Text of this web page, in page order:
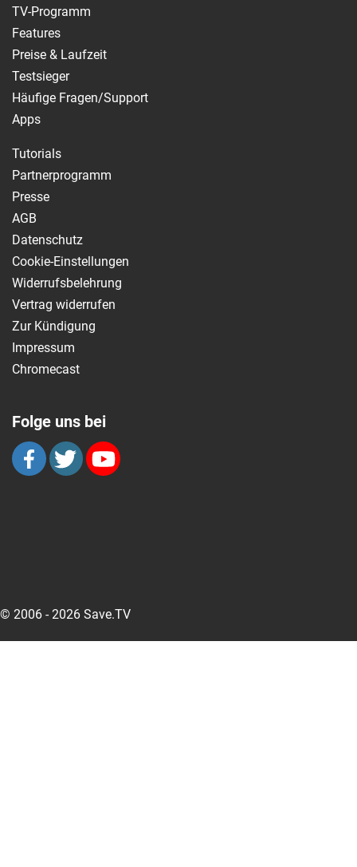
TV-Programm
Features
Preise & Laufzeit
Testsieger
Häufige Fragen/Support
Apps
Tutorials
Partnerprogramm
Presse
AGB
Datenschutz
Cookie-Einstellungen
Widerrufsbelehrung
Vertrag widerrufen
Zur Kündigung
Impressum
Chromecast
Folge uns bei
© 2006 - 2026 Save.TV